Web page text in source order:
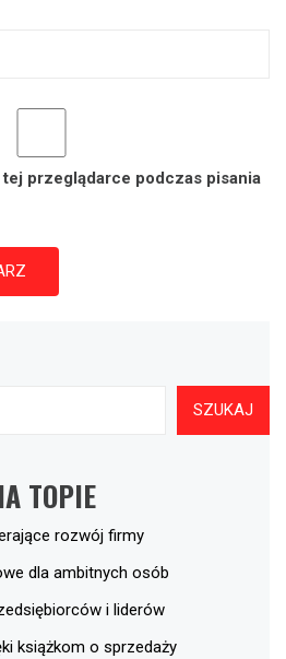
tej przeglądarce podczas pisania
SZUKAJ
TOPIE
rozwój firmy
dla ambitnych osób
i liderów
książkom o sprzedaży